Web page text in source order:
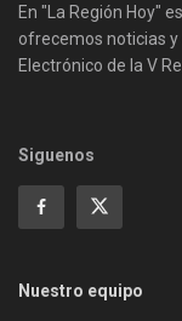
En "La Región Hoy"
ofrecemos noticias
Electrónico de la V
Siguenos
Nuestro equipo